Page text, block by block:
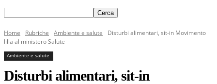
Home Rubriche Ambiente e salute
Disturbi alimentari, sit-in Movimento
lilla al ministero Salute
Ambiente e salute
Disturbi alimentari, sit-in